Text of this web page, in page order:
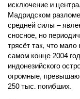
исключение и
Мадридском
средней силы –
сносное, но
трясёт так, что
самом конце 2004
индонезийского
огромные,
250 тыс. погибших.